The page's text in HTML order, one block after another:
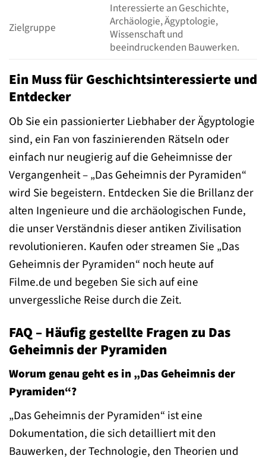
Zielgruppe
Interessierte an Geschichte,
Archäologie, Ägyptologie,
Wissenschaft und
beeindruckenden Bauwerken.
Ein Muss für Geschichtsinteressierte und
Entdecker
Ob Sie ein passionierter Liebhaber der Ägyptologie
sind, ein Fan von faszinierenden Rätseln oder
einfach nur neugierig auf die Geheimnisse der
Vergangenheit – „Das Geheimnis der Pyramiden“
wird Sie begeistern. Entdecken Sie die Brillanz der
alten Ingenieure und die archäologischen Funde,
die unser Verständnis dieser antiken Zivilisation
revolutionieren. Kaufen oder streamen Sie „Das
Geheimnis der Pyramiden“ noch heute auf
Filme.de und begeben Sie sich auf eine
unvergessliche Reise durch die Zeit.
FAQ – Häufig gestellte Fragen zu Das
Geheimnis der Pyramiden
Worum genau geht es in „Das Geheimnis der
Pyramiden“?
„Das Geheimnis der Pyramiden“ ist eine
Dokumentation, die sich detailliert mit den
Bauwerken, der Technologie, den Theorien und